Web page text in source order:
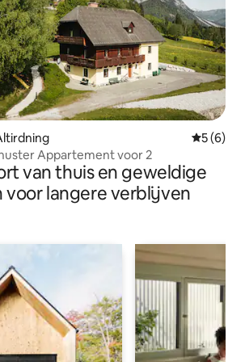
5 (6)
Appartement voor 2
van thuis en geweldige
voor langere verblijven